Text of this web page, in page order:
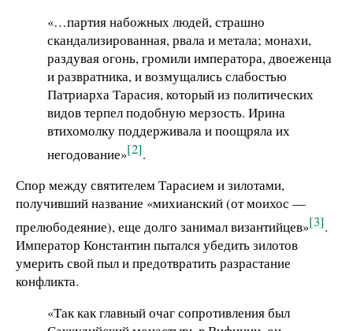
«…партия набожных людей, страшно
скандализированная, рвала и метала; монахи,
раздувая огонь, громили императора, двоеженца
и развратника, и возмущались слабостью
Патриарха Тарасия, который из политических
видов терпел подобную мерзость. Ирина
втихомолку поддерживала и поощряла их
негодование»[2].
Спор между святителем Тарасием и зилотами,
получивший название «михианский (от моихос —
прелюбодеяние), еще долго занимал византийцев»[3].
Император Константин пытался убедить зилотов
умерить свой пыл и предотвратить разрастание
конфликта.
«Так как главный очаг сопротивления был